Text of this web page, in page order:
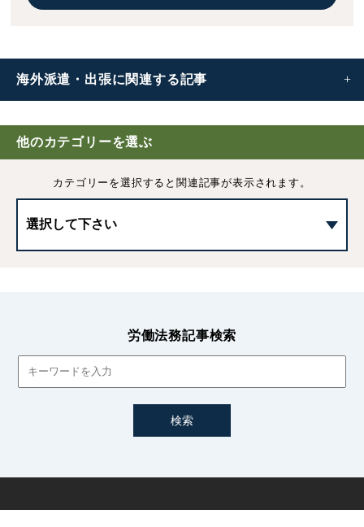
海外派遣・出張に関連する記事
海外勤務(派遣・出張)｜労働基準法の適用有無や労務上の
留意点など
海外出張｜労働基準法と労災保険の適用、労働時間の管理
について
海外派遣の安全衛生｜健康診断など企業の安全配慮義務
他のカテゴリーを選ぶ
カテゴリーを選択すると関連記事が表示されます。
労働法務記事検索